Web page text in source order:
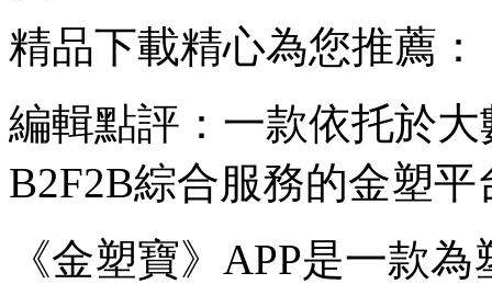
精品下載精心為您推薦：
編輯點評：一款依托於
B2F2B綜合服務的金塑平
《金塑寶》APP是一款